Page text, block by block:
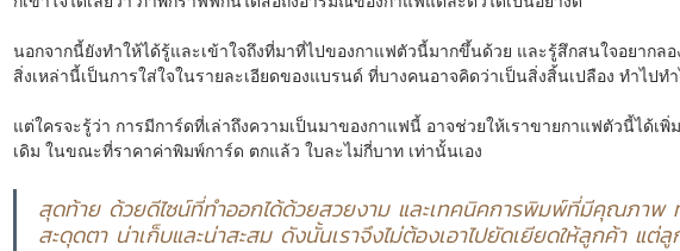
นอกจากนี้ยังทำให้ได้รู้และเข้าใจถึงที่มาที่ไปของกาแฟตัวนี้มากขึ้นด้วย และรู้สึกสนใจอยากลอ
สิ่งเหล่านี้เป็นการใส่ใจในรายละเอียดของแบรนด์ ที่บางคนอาจคิดว่าเป็นสิ่งสิ้นเปลือง ทำไปท
แต่ใครจะรู้ว่า การมีการ์ดที่เล่าถึงความเป็นมาของกาแฟนี้ อาจช่วยให้เราขายกาแฟตัวนี้ได้เพิ่
เดิม ในขณะที่ราคาค่าพิมพ์การ์ด ตกแล้ว ใบละไม่กี่บาท เท่านั้นเอง
สุดท้าย ด้วยดีไซน์ที่ทำออกได้ด้วยสวยงาม และเทคนิคการพิมพ์ที่มีคุณภาพ
สะดุดตา น่าเก็บและน่าสะสม ดังนั้นเราจึงไม่ต้องเอาไปยัดเยียดให้ลูกค้า แต่ลู